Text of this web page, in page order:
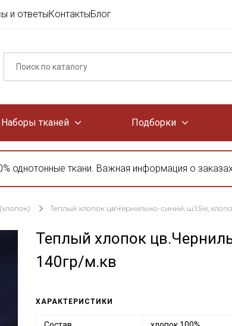
и ответыКонтактыБлог
Наборы тканей Подборки
однотонные ткани. Важная информация о
Теплый хлопок цв.Чернильно-синий, ш.1.5м,
Теплый хлопок
140гр/м.кв
ХАРАКТЕРИСТИКИ